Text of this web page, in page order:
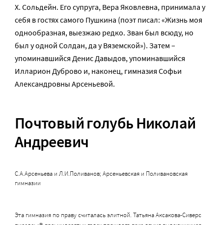
Х. Сольдейн. Его супруга, Вера Яковлевна, принимала у
себя в гостях самого Пушкина (поэт писал: «Жизнь моя
однообразная, выезжаю редко. Зван был всюду, но
был у одной Солдан, да у Вяземской»). Затем –
упоминавшийся Денис Давыдов, упоминавшийся
Илларион Дуброво и, наконец, гимназия Софьи
Александровны Арсеньевой.
Почтовый голубь Николай
Андреевич
С.А.Арсеньева и Л.И.Поливанов; Арсеньевская и Поливановская
гимназии
Эта гимназия по праву считалась элитной. Татьяна Аксакова-Сиверс